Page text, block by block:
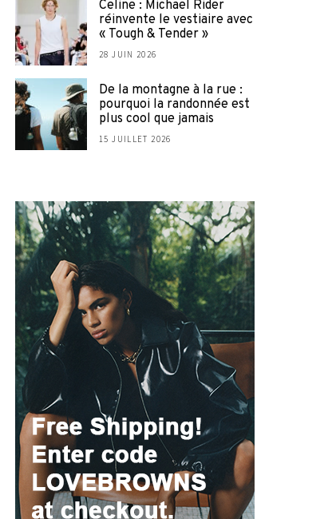
Celine : Michael Rider
réinvente le vestiaire avec
« Tough & Tender »
28 JUIN 2026
De la montagne à la rue :
pourquoi la randonnée est
plus cool que jamais
15 JUILLET 2026